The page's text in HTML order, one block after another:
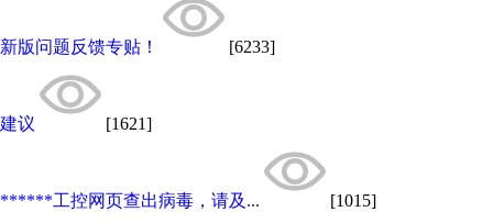
新版问题反馈专贴！ [6233]
建议 [1621]
******工控网页查出病毒，请及... [1015]